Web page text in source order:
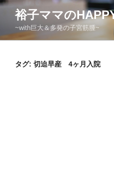
コ
ン
裕子ママの
~with巨大＆多発の子宮筋腫~
タグ: 切迫早産 4ヶ月入院